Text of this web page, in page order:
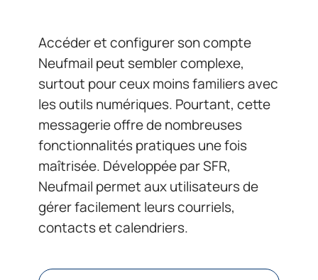
Accéder et configurer son compte
Neufmail peut sembler complexe,
surtout pour ceux moins familiers avec
les outils numériques. Pourtant, cette
messagerie offre de nombreuses
fonctionnalités pratiques une fois
maîtrisée. Développée par SFR,
Neufmail permet aux utilisateurs de
gérer facilement leurs courriels,
contacts et calendriers.